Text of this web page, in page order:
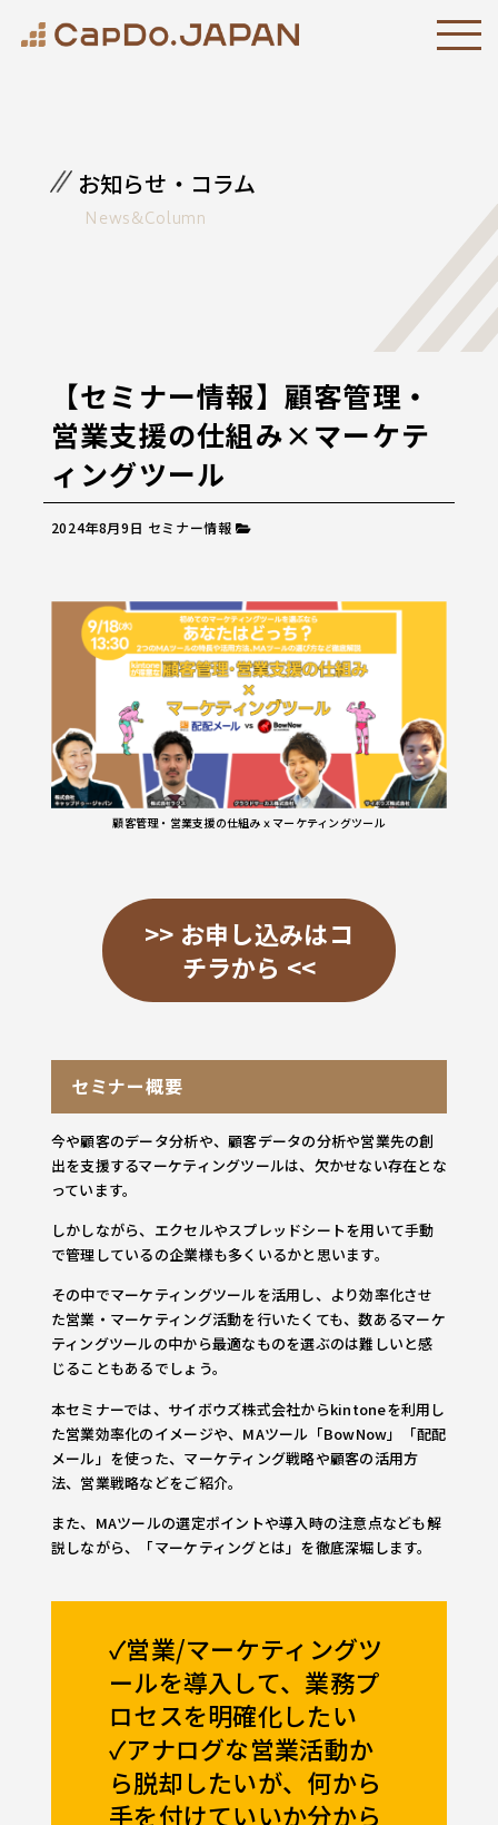
お知らせ・コラム
News&Column
【セミナー情報】顧客管理・
営業支援の仕組み×マーケテ
ィングツール
2024年8月9日 セミナー情報
顧客管理・営業支援の仕組みｘマーケティングツール
>> お申し込みはコ
チラから <<
セミナー概要
今や顧客のデータ分析や、顧客データの分析や営業先の創
出を支援するマーケティングツールは、欠かせない存在とな
っています。
しかしながら、エクセルやスプレッドシートを用いて手動
で管理しているの企業様も多くいるかと思います。
その中でマーケティングツールを活用し、より効率化させ
た営業・マーケティング活動を行いたくても、数あるマーケ
ティングツールの中から最適なものを選ぶのは難しいと感
じることもあるでしょう。
本セミナーでは、サイボウズ株式会社からkintoneを利用し
た営業効率化のイメージや、MAツール「BowNow」「配配
メール」を使った、マーケティング戦略や顧客の活用方
法、営業戦略などをご紹介。
また、MAツールの選定ポイントや導入時の注意点なども解
説しながら、「マーケティングとは」を徹底深堀します。
✓営業/マーケティングツ
ールを導入して、業務プ
ロセスを明確化したい
✓アナログな営業活動か
ら脱却したいが、何から
手を付けていいか分から